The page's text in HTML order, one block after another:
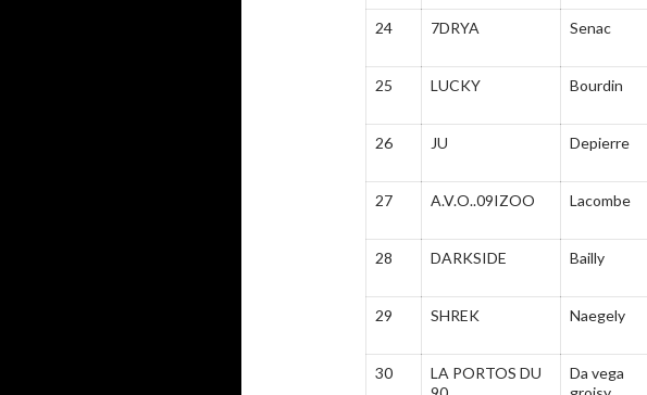
24 7DRYA Senac
25 LUCKY Bourdin
26 JU Depierre
27 A.V.O..09IZOO Lacombe
28 DARKSIDE Bailly
29 SHREK Naegely
30
LA PORTOS DU
Da vega